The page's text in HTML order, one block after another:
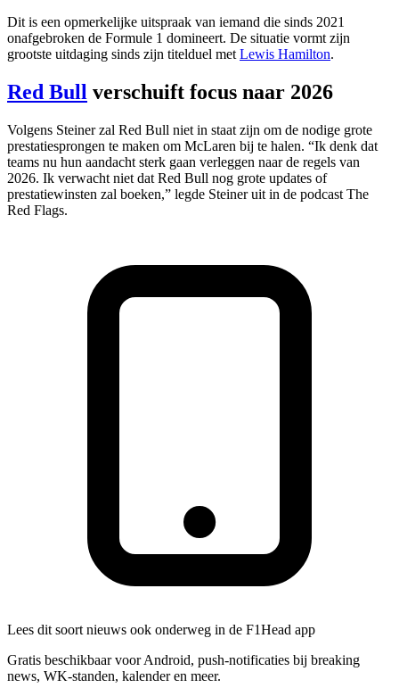
Dit is een opmerkelijke uitspraak van iemand die sinds 2021
onafgebroken de Formule 1 domineert. De situatie vormt zijn
grootste uitdaging sinds zijn titelduel met Lewis Hamilton.
Red Bull verschuift focus naar 2026
Volgens Steiner zal Red Bull niet in staat zijn om de nodige grote
prestatiesprongen te maken om McLaren bij te halen. “Ik denk dat
teams nu hun aandacht sterk gaan verleggen naar de regels van
2026. Ik verwacht niet dat Red Bull nog grote updates of
prestatiewinsten zal boeken,” legde Steiner uit in de podcast The
Red Flags.
Lees dit soort nieuws ook onderweg in de F1Head app
Gratis beschikbaar voor Android, push-notificaties bij breaking
news, WK-standen, kalender en meer.